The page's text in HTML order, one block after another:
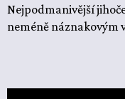
Nejpodmanivější
neméně náznakovým